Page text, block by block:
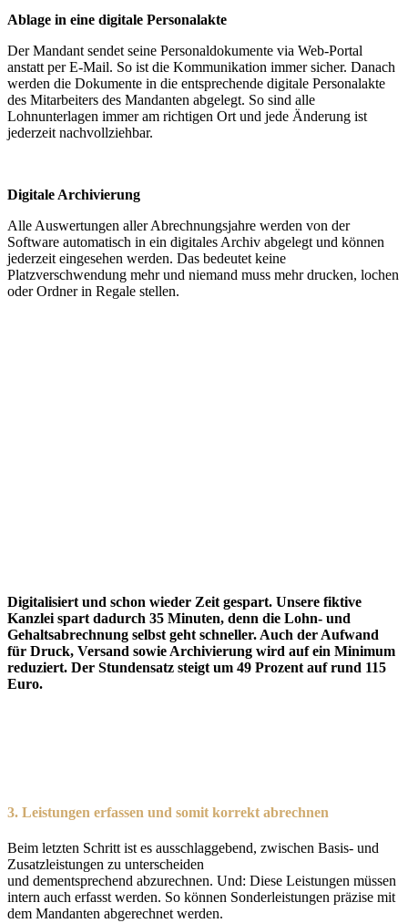
Ablage in eine digitale Personalakte
Der Mandant sendet seine Personaldokumente via Web-Portal
anstatt per E-Mail. So ist die Kommunikation immer sicher. Danach
werden die Dokumente in die entsprechende digitale Personalakte
des Mitarbeiters des Mandanten abgelegt. So sind alle
Lohnunterlagen immer am richtigen Ort und jede Änderung ist
jederzeit nachvollziehbar.
Digitale Archivierung
Alle Auswertungen aller Abrechnungsjahre werden von der
Software automatisch in ein digitales Archiv abgelegt und können
jederzeit eingesehen werden. Das bedeutet keine
Platzverschwendung mehr und niemand muss mehr drucken, lochen
oder Ordner in Regale stellen.
Digitalisiert und schon wieder Zeit gespart. Unsere fiktive
Kanzlei spart dadurch 35 Minuten, denn die Lohn- und
Gehaltsabrechnung selbst geht schneller. Auch der Aufwand
für Druck, Versand sowie Archivierung wird auf ein Minimum
reduziert. Der Stundensatz steigt um 49 Prozent auf rund 115
Euro.
3. Leistungen erfassen und somit korrekt abrechnen
Beim letzten Schritt ist es ausschlaggebend, zwischen Basis- und
Zusatzleistungen zu unterscheiden
und dementsprechend abzurechnen. Und: Diese Leistungen müssen
intern auch erfasst werden. So können Sonderleistungen präzise mit
dem Mandanten abgerechnet werden.